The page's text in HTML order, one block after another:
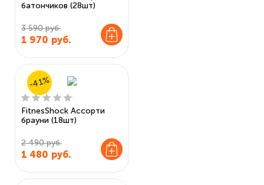
батончиков (28шт)
3 590 руб.
1 970 руб.
FitnesShock Ассорти
брауни (18шт)
2 490 руб.
1 480 руб.
-41%